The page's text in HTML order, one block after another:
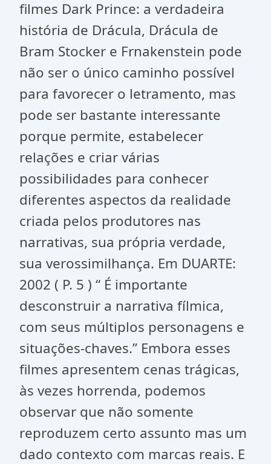
filmes Dark Prince: a verdadeira
história de Drácula, Drácula de
Bram Stocker e Frnakenstein pode
não ser o único caminho possível
para favorecer o letramento, mas
pode ser bastante interessante
porque permite, estabelecer
relações e criar várias
possibilidades para conhecer
diferentes aspectos da realidade
criada pelos produtores nas
narrativas, sua própria verdade,
sua verossimilhança. Em DUARTE:
2002 ( P. 5 ) “ É importante
desconstruir a narrativa fílmica,
com seus múltiplos personagens e
situações-chaves.” Embora esses
filmes apresentem cenas trágicas,
às vezes horrenda, podemos
observar que não somente
reproduzem certo assunto mas um
dado contexto com marcas reais. E